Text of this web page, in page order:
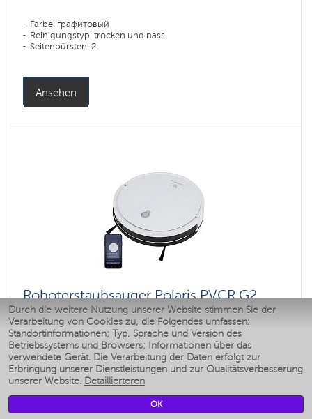
Durch die weitere Nutzung unserer Website stimmen Sie der
Verarbeitung von Cookies zu, die Folgendes umfassen:
Standortinformationen; Typ, Sprache und Version des
Betriebssystems und Browsers; Informationen über das
verwendete Gerät. Die Verarbeitung der Daten erfolgt zur
Erbringung unserer Dienstleistungen und zur Qualitätsverbesserung
unserer Website. Detaillierteren
OK
Farbe: графитовый
Reinigungstyp: trocken und nass
Seitenbürsten: 2
Ansehen
Roboterstaubsauger Polaris PVCR G2
1226 Wi-Fi IQ Home
Leistung, W: 40 W
: 4000
: 1
Farbe: 1,5
Farbe: Белый
Reinigungstyp: trocken und nass
Seitenbürsten: 2